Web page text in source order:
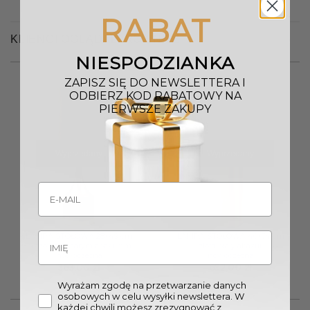
KLIENCI OGLĄDALI RÓWNIEŻ
brązowa z szarym abażurem
nowoczesna
363,00zł 692,00zł
RABAT
NIESPODZIANKA
ZAPISZ SIĘ DO NEWSLETTERA I
ODBIERZ KOD RABATOWY NA
PIERWSZE ZAKUPY
Wyrażam zgodę na przetwarzanie danych
osobowych w celu wysyłki newslettera. W
każdej chwili możesz zrezygnować z